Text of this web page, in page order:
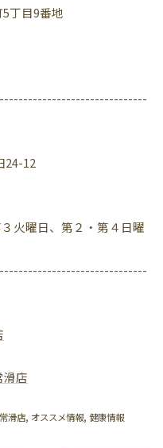
丁目9番地
24-12
火曜日、第２・第４日曜
滑店
滑店 オススメ情報 健康情報